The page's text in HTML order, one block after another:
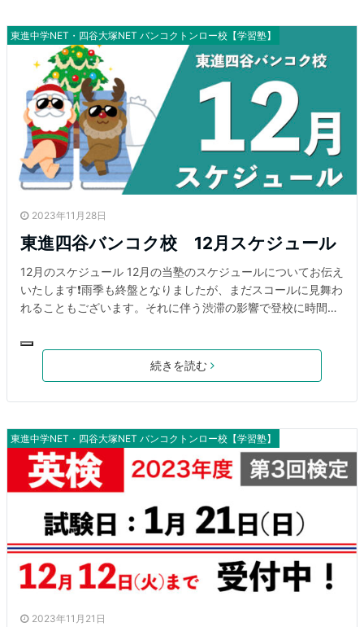
生徒の皆さん、新年あけましておめでとうございます！ 新しい
年が始まり、皆さんにとって
東進中学NET・四谷大塚NET バンコクトンロー校【学習塾】
2023年11月28日
東進四谷バンコク校 12月スケジュール
12月のスケジュール 12月の当塾のスケジュールについてお伝え
いたします❗雨季も終盤となりましたが、まだスコールに見舞わ
れることもございます。それに伴う渋滞の影響で登校に時間が
なる場合や、帰宅時間が著しく遅くなりそうな場合は「ZOOM
に切り替えての授業実施」を致しますので連絡をください。※
個別指導・英検対策講座・KOOVのZOOM実施はできかねま
ます。一年の流れは本当に早いなとこの季節になるといつも思
います。 12月と1月は皆
続きを読む
東進中学NET・四谷大塚NET バンコクトンロー校【学習塾】
2023年11月21日